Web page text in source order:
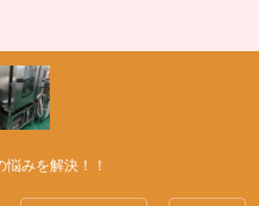
みを解決！！